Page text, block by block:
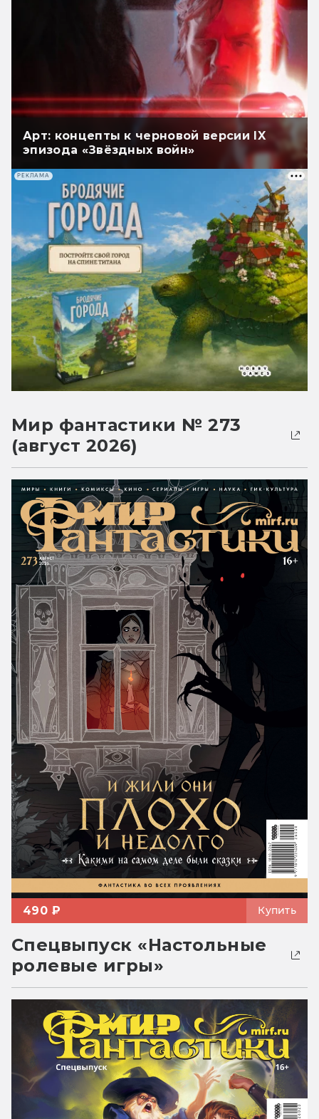
Арт: концепты к черновой версии IX
эпизода «Звёздных войн»
РЕКЛАМА
Мир фантастики № 273
(август 2026)
490 ₽ Купить
Спецвыпуск «Настольные
ролевые игры»